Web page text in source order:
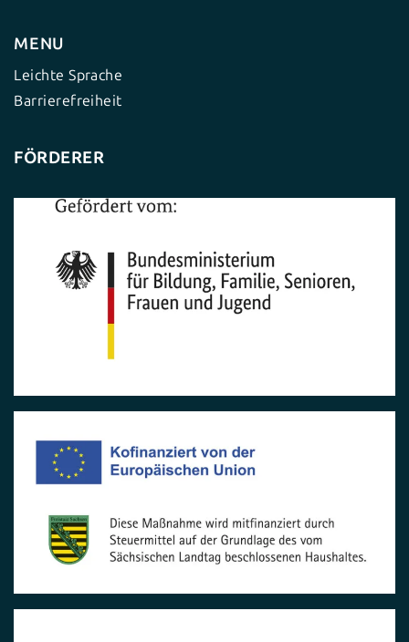
MENU
Leichte Sprache
Barrierefreiheit
FÖRDERER